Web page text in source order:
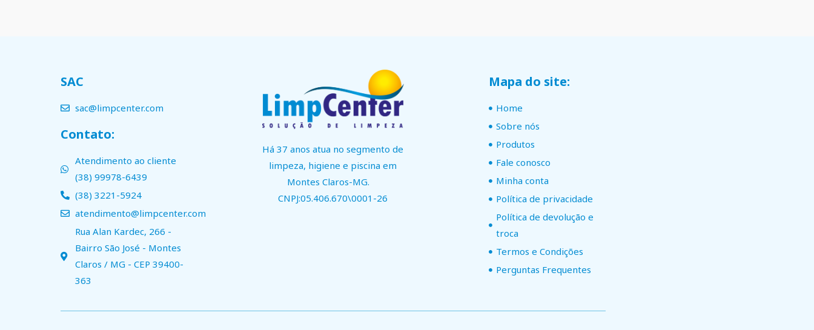
SAC
sac@limpcenter.com
Contato:
Atendimento ao cliente
(38) 99978-6439
(38) 3221-5924
atendimento@limpcenter.com
Rua Alan Kardec, 266 -
Bairro São José - Montes
Claros / MG - CEP 39400-
363
Há 37 anos atua no segmento de
limpeza, higiene e piscina em
Montes Claros-MG.
CNPJ:05.406.670\0001-26
Mapa do site:
Home
Sobre nós
Produtos
Fale conosco
Minha conta
Política de privacidade
Política de devolução e
troca
Termos e Condições
Perguntas Frequentes